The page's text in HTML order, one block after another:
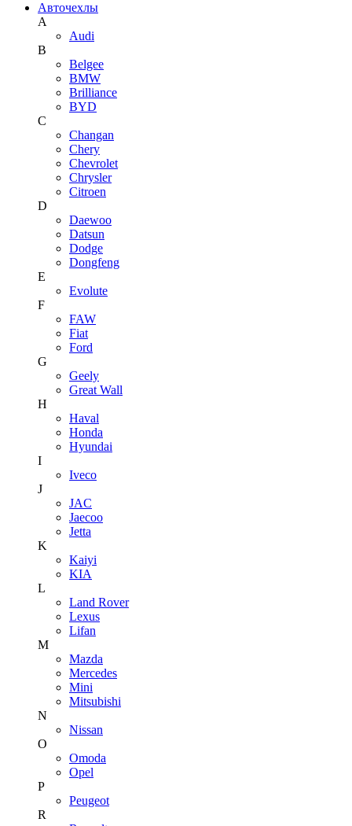
Авточехлы
A
Audi
B
Belgee
BMW
Brilliance
BYD
C
Changan
Chery
Chevrolet
Chrysler
Citroen
D
Daewoo
Datsun
Dodge
Dongfeng
E
Evolute
F
FAW
Fiat
Ford
G
Geely
Great Wall
H
Haval
Honda
Hyundai
I
Iveco
J
JAC
Jaecoo
Jetta
K
Kaiyi
KIA
L
Land Rover
Lexus
Lifan
M
Mazda
Mercedes
Mini
Mitsubishi
N
Nissan
O
Omoda
Opel
P
Peugeot
R